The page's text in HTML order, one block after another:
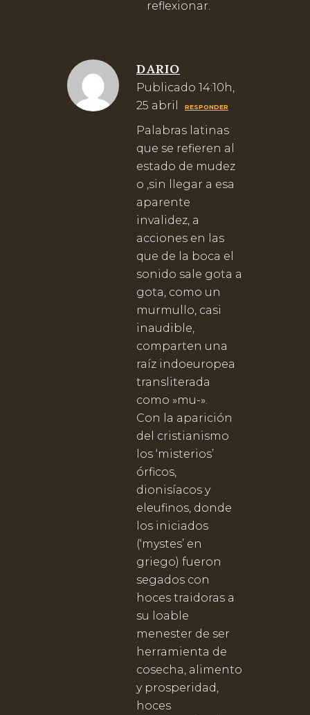
reflexionar.
DARIO
Publicado 14:10h,
25 abril
RESPONDER
Palabras latinas
que se refieren al
estado de mudez
o ,sin llegar a esa
aparente
invalidez, a
acciones en las
que de la boca el
sonido sale gota a
gota, como un
murmullo, casi
inaudible,
comparten una
raíz indoeuropea
transliterada
como »mu-».
Con la aparición
del cristianismo
los ‘misterios’
órficos,
dionisíacos y
eleufinos, donde
los iniciados
(‘mystes’ en
griego) fueron
segados con
hoces traidoras a
su loable
menester de ser
herramienta de
cosecha, alimento
y prosperidad,
hoces